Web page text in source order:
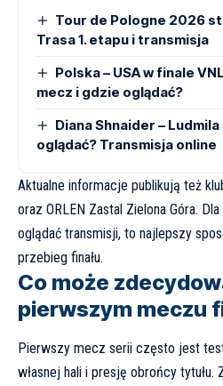
Tour de Pologne 2026
Trasa 1. etapu i transmisja
Polska – USA w finale
mecz i gdzie oglądać?
Diana Shnaider –
oglądać? Transmisja online
Aktualne informacje publikują też
oraz ORLEN Zastal Zielona Góra.
oglądać transmisji, to najlepszy
przebieg finału.
Co może
pierwszym meczu
Pierwszy mecz serii często jest
własnej hali i presję obrońcy tytułu.